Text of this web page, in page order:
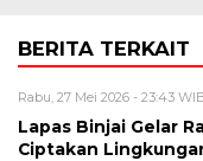
BERITA TERKAIT
Rabu, 27 Mei 2026 - 23:43
Lapas Binjai Gelar
Ciptakan